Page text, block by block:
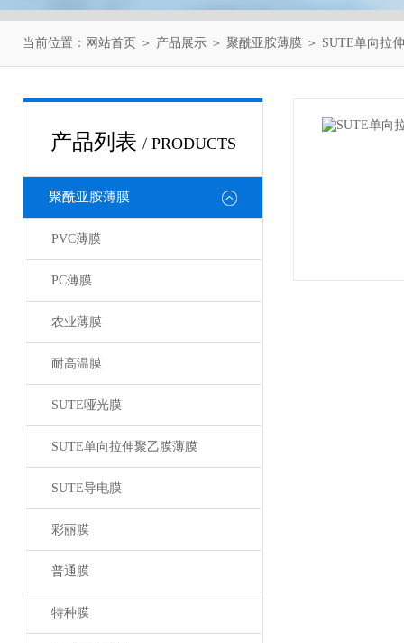
当前位置： 网站首页 ＞ 产品展示 ＞ 聚酰亚胺薄膜 ＞ SUTE单向拉
产品列表 / PRODUCTS
聚酰亚胺薄膜
PVC薄膜
PC薄膜
农业薄膜
耐高温膜
SUTE哑光膜
SUTE单向拉伸聚乙膜薄膜
SUTE导电膜
彩丽膜
普通膜
特种膜